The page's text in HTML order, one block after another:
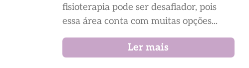
fisioterapia pode ser desafiador, pois
essa área conta com muitas opções...
Ler mais